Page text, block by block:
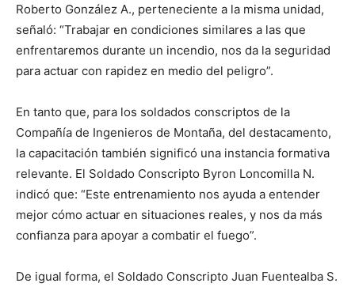
Roberto González A., perteneciente a la misma unidad,
señaló: “Trabajar en condiciones similares a las que
enfrentaremos durante un incendio, nos da la seguridad
para actuar con rapidez en medio del peligro”.
En tanto que, para los soldados conscriptos de la
Compañía de Ingenieros de Montaña, del destacamento,
la capacitación también significó una instancia formativa
relevante. El Soldado Conscripto Byron Loncomilla N.
indicó que: “Este entrenamiento nos ayuda a entender
mejor cómo actuar en situaciones reales, y nos da más
confianza para apoyar a combatir el fuego”.
De igual forma, el Soldado Conscripto Juan Fuentealba S.